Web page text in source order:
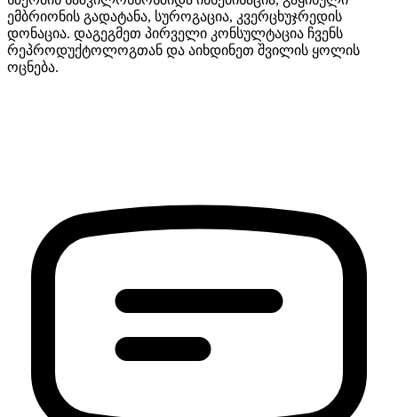
ემბრიონის გადატანა, სუროგაცია, კვერცხუჯრედის
დონაცია. დაგეგმეთ პირველი კონსულტაცია ჩვენს
რეპროდუქტოლოგთან და აიხდინეთ შვილის ყოლის
ოცნება.